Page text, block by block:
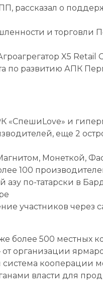
рассказал о
и торговли
X5 Retail
по развитию АПК
«СпешиLovе» и
еще 2
Монеткой,
100
по-татарски в
участников через
более 500 местных
организации
система кооперации
власти для